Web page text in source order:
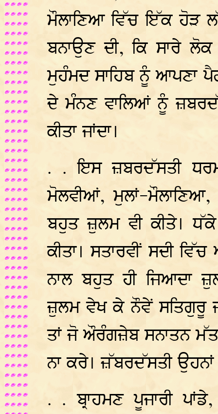
ਮੌਲਾਣਿਆ ਵਿੱਚ ਇੱਕ ਹੋੜ
ਬਨਾਉਣ ਦੀ, ਕਿ ਸਾਰੇ
ਮੁਹੰਮਦ ਸਾਹਿਬ ਨੂੰ ਆਪਣਾ
ਦੇ ਮੰਨਣ ਵਾਲਿਆਂ ਨੂੰ
ਕੀਤਾ ਜਾਂਦਾ।
. . ਇਸ ਜ਼ਬਰਦੱਸਤੀ
ਮੋਲਵੀਆਂ, ਮੁਲਾਂ-ਮੌਲਾਣਿਆ,
ਬਹੁਤ ਜ਼ੁਲਮ ਵੀ ਕੀਤੇ।
ਕੀਤਾ। ਸਤਾਰਵੀਂ ਸਦੀ
ਨਾਲ ਬਹੁਤ ਹੀ ਜਿਆਦਾ
ਜ਼ੁਲਮ ਵੇਖ ਕੇ ਨੌਵੇਂ ਸਤਿਗੁਰੂ
ਤਾਂ ਜੋ ਔਰੰਗਜ਼ੇਬ ਸਨਾਤਨ
ਨਾ ਕਰੇ। ਜ਼ੱਬਰਦੱਸਤੀ ਉਹਨਾਂ
. . ਬ੍ਰਾਹਮਣ ਪੂਜਾਰੀ